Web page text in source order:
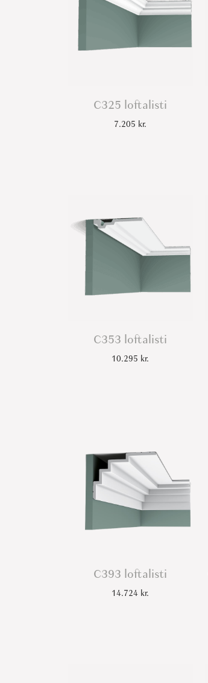
C325 loftalisti
7.205 kr.
C353 loftalisti
10.295 kr.
C393 loftalisti
14.724 kr.